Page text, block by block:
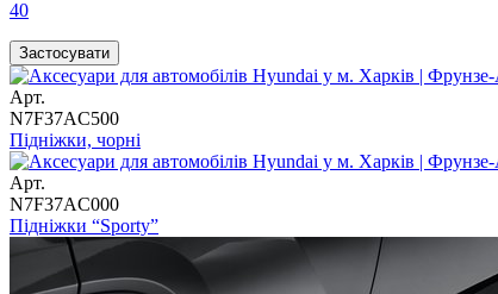
40
Арт.
N7F37AC500
Підніжки, чорні
Арт.
N7F37AC000
Підніжки “Sporty”